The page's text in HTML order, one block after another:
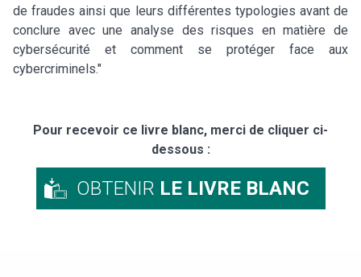
de fraudes ainsi que leurs différentes typologies avant de
conclure avec une analyse des risques en matière de
cybersécurité et comment se protéger face aux
cybercriminels."
Pour recevoir ce livre blanc, merci de cliquer ci-
dessous :
OBTENIR LE LIVRE BLANC